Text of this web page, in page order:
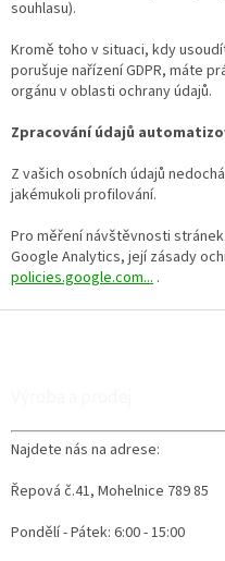
souhlasu).
Kromě toho v situaci, kdy
porušuje nařízení GDPR, máte
orgánu v oblasti ochrany údajů.
Zpracování údajů
Z vašich osobních údajů
jakémukoli profilování.
Pro měření návštěvnosti
Google Analytics, její zásady
policies.google.com... .
Najdete nás na adrese:
Řepová č.41, Mohelnice 789 85
Pondělí - Pátek: 6:00 - 15:00